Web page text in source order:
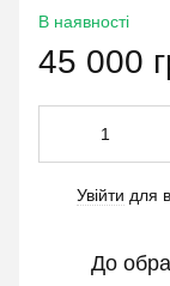
В наявності
45 000
Увійти для
До